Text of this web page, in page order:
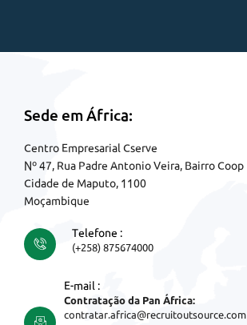
Sede em África:
Centro Empresarial Cserve
Nº 47, Rua Padre Antonio Veira, Bairro Coop
Cidade de Maputo, 1100
Moçambique
Telefone :
(+258) 875674000
E-mail :
Contratação da Pan África:
contratar.africa@recruitoutsource.com